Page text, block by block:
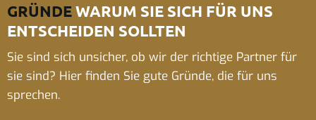
GRÜNDEWARUM SIE SICH FÜR UNS
ENTSCHEIDEN SOLLTEN
Sie sind sich unsicher, ob wir der richtige Partner für
sie sind? Hier finden Sie gute Gründe, die für uns
sprechen.